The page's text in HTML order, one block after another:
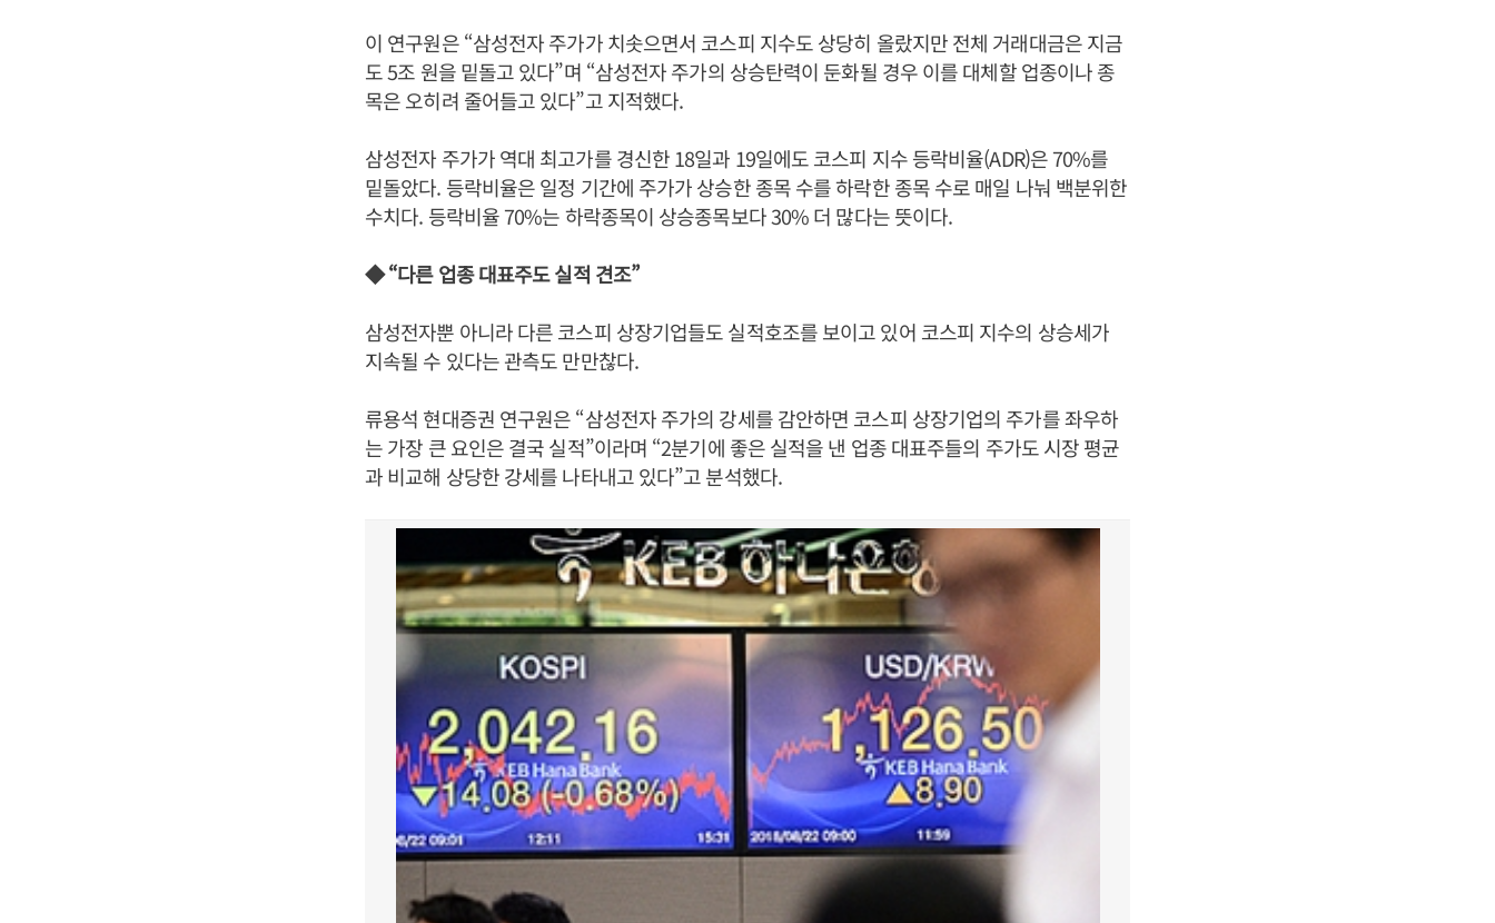
이 연구원은 “삼성전자 주가가 치솟으면서 코스피 지수도 상당히 올랐지만 전체 거래대금은 지금
도 5조 원을 밑돌고 있다”며 “삼성전자 주가의 상승탄력이 둔화될 경우 이를 대체할 업종이나 종
목은 오히려 줄어들고 있다”고 지적했다.
삼성전자 주가가 역대 최고가를 경신한 18일과 19일에도 코스피 지수 등락비율(ADR)은 70%를
밑돌았다. 등락비율은 일정 기간에 주가가 상승한 종목 수를 하락한 종목 수로 매일 나눠 백분위한
수치다. 등락비율 70%는 하락종목이 상승종목보다 30% 더 많다는 뜻이다.
◆ “다른 업종 대표주도 실적 견조”
삼성전자뿐 아니라 다른 코스피 상장기업들도 실적호조를 보이고 있어 코스피 지수의 상승세가
지속될 수 있다는 관측도 만만찮다.
류용석 현대증권 연구원은 “삼성전자 주가의 강세를 감안하면 코스피 상장기업의 주가를 좌우하
는 가장 큰 요인은 결국 실적”이라며 “2분기에 좋은 실적을 낸 업종 대표주들의 주가도 시장 평균
과 비교해 상당한 강세를 나타내고 있다”고 분석했다.